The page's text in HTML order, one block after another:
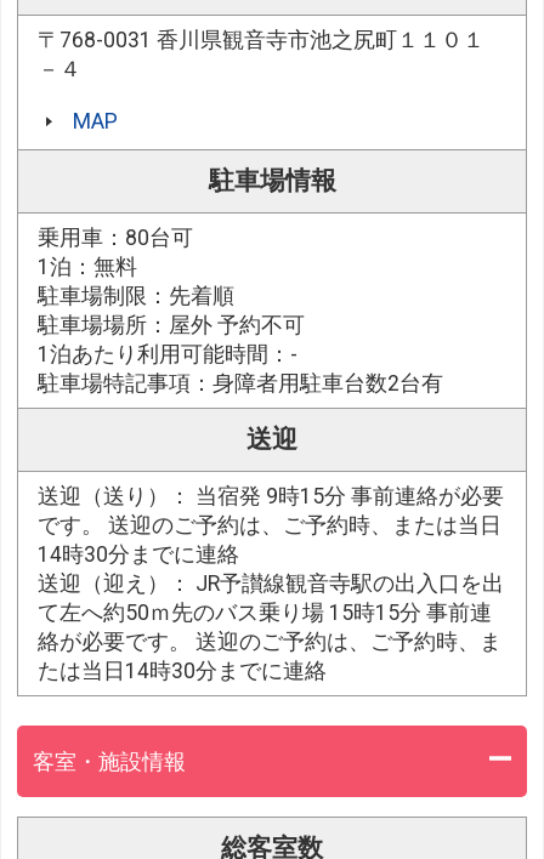
〒768-0031 香川県観音寺市池之尻町１１０１
－４
MAP
駐車場情報
乗用車：80台可
1泊：無料
駐車場制限：先着順
駐車場場所：屋外 予約不可
1泊あたり利用可能時間：-
駐車場特記事項：身障者用駐車台数2台有
送迎
送迎（送り）： 当宿発 9時15分 事前連絡が必要
です。 送迎のご予約は、ご予約時、または当日
14時30分までに連絡
送迎（迎え）： JR予讃線観音寺駅の出入口を出
て左へ約50ｍ先のバス乗り場 15時15分 事前連
絡が必要です。 送迎のご予約は、ご予約時、ま
たは当日14時30分までに連絡
客室・施設情報
総客室数